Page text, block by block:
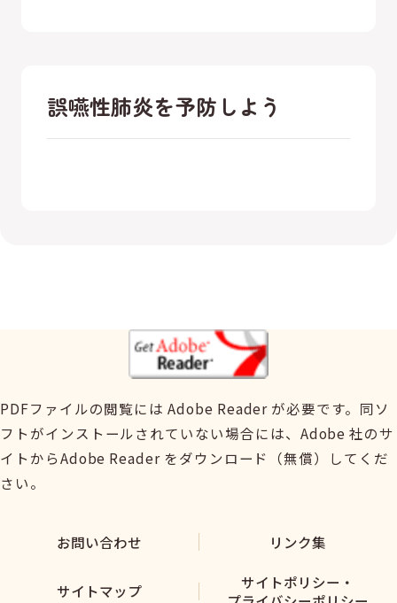
誤嚥性肺炎を予防しよう
PDFファイルの閲覧には Adobe Reader が必要です。同ソ
フトがインストールされていない場合には、Adobe 社のサ
イトからAdobe Reader をダウンロード（無償）してくだ
さい。
お問い合わせ リンク集
サイトマップ
サイトポリシー・